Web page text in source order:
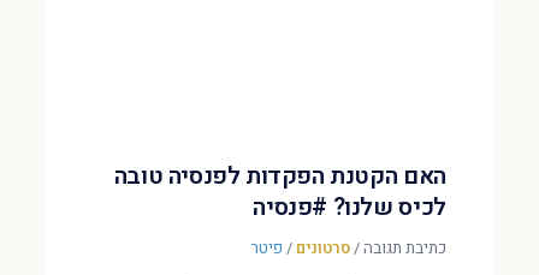
האם הקטנת הפקדות לפנסיה טובה
לכיס שלנו? #פנסיה
כתיבת תגובה/סרטונים / פיטר